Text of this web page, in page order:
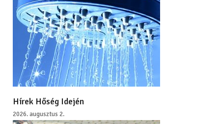
Hírek Hőség Idején
2026. augusztus 2.